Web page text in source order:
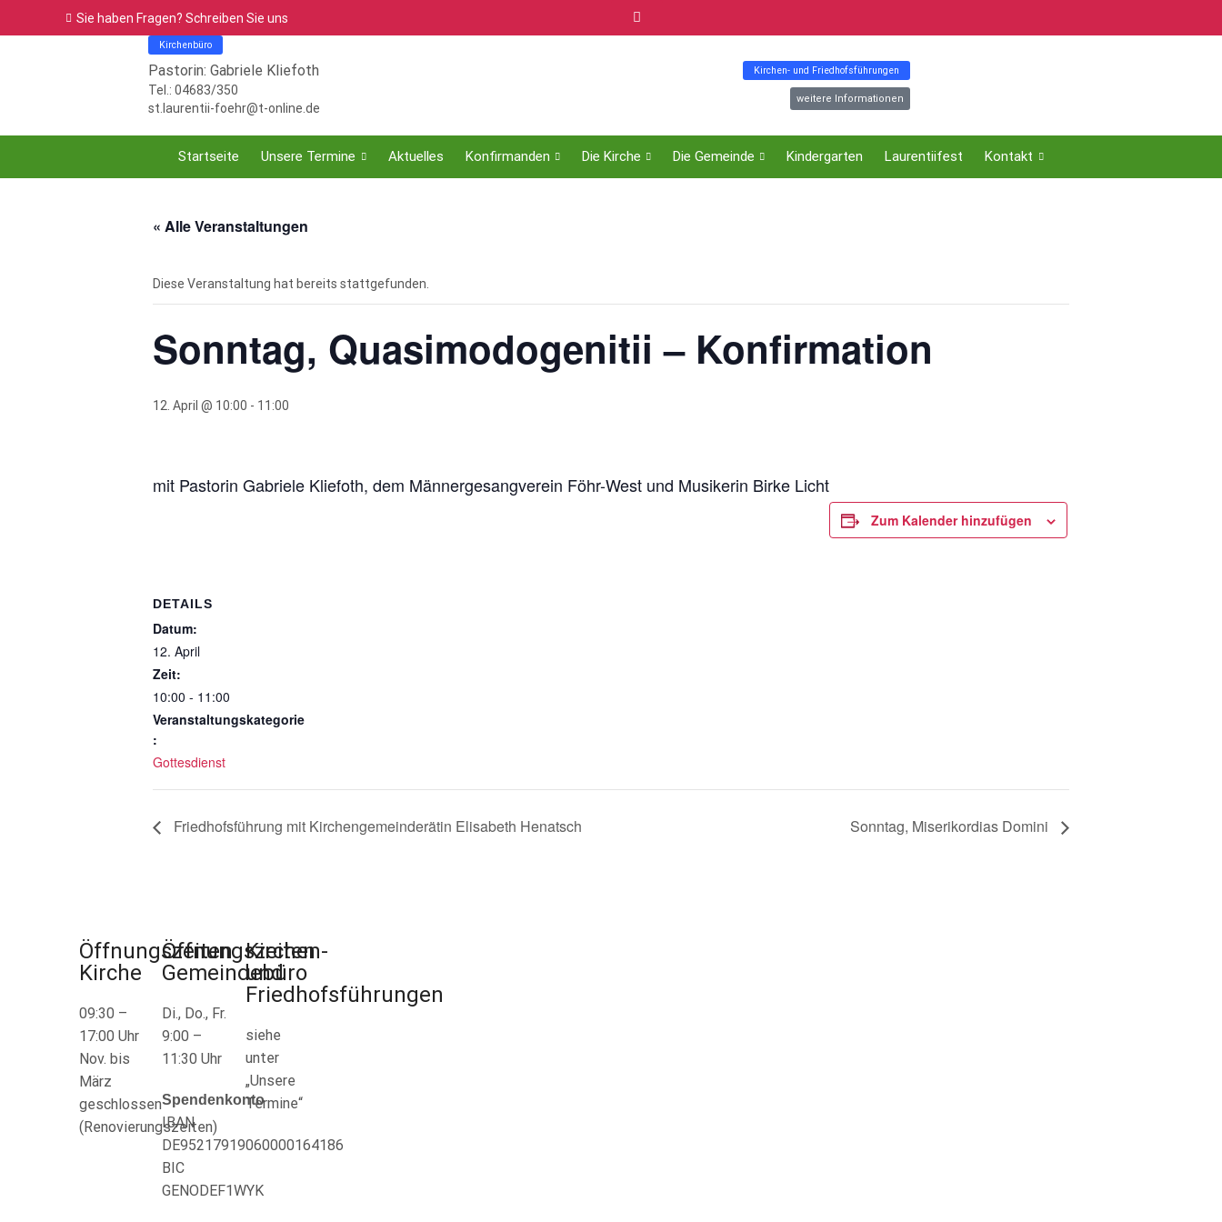
Sie haben Fragen? Schreiben Sie uns
Kirchenbüro
Pastorin: Gabriele Kliefoth
Tel.: 04683/350
st.laurentii-foehr@t-online.de
Kirchen- und Friedhofsführungen
weitere Informationen
Startseite Unsere Termine Aktuelles Konfirmanden Die Kirche Die Gemeinde Kindergarten Laurentiifest Kontakt
« Alle Veranstaltungen
Diese Veranstaltung hat bereits stattgefunden.
Sonntag, Quasimodogenitii – Konfirmation
12. April @ 10:00 - 11:00
mit Pastorin Gabriele Kliefoth, dem Männergesangverein Föhr-West und Musikerin Birke Licht
Zum Kalender hinzufügen
DETAILS
Datum:
12. April
Zeit:
10:00 - 11:00
Veranstaltungskategorie
:
Gottesdienst
Friedhofsführung mit Kirchengemeinderätin Elisabeth Henatsch Sonntag, Miserikordias Domini
Öffnungszeiten
Kirche
09:30 –
17:00 Uhr
Nov. bis
März
geschlossen
(Renovierungszeiten)
Öffnungszeiten
Gemeindebüro
Di., Do., Fr.
9:00 –
11:30 Uhr
Spendenkonto
IBAN
DE95217919060000164186
BIC
GENODEF1WYK
Kirchen-
und
Friedhofsführungen
siehe
unter
„Unsere
Termine“